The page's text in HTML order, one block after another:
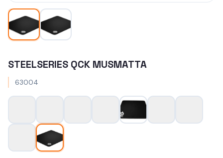
STEELSERIES QCK MUSMATTA
63004